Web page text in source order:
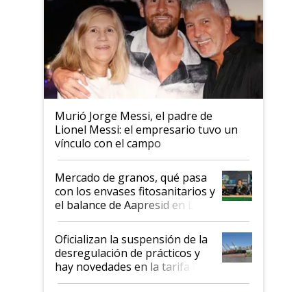
Murió Jorge Messi, el padre de
Lionel Messi: el empresario tuvo un
vínculo con el campo
Mercado de granos, qué pasa
con los envases fitosanitarios y
el balance de Aapresid en La
Posta
Oficializan la suspensión de la
desregulación de prácticos y
hay novedades en la tarifa de
la hidrovía